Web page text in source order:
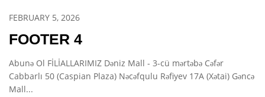
FEBRUARY 5, 2026
FOOTER 4
Abunə Ol FİLİALLARIMIZ Dəniz Mall - 3-cü mərtəbə Cəfər
Cabbarlı 50 (Caspian Plaza) Nəcəfqulu Rəfiyev 17A (Xətai) Gəncə
Mall...